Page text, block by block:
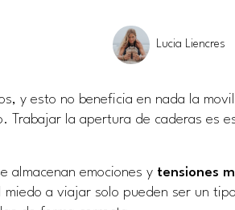
Lucia Liencres
y esto no beneficia en nada la
Trabajar la apertura de caderas es
almacenan emociones y tensiones
a viajar solo pueden ser un